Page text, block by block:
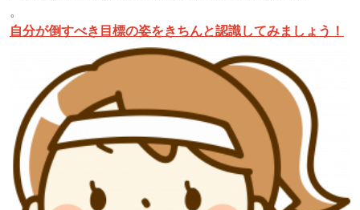
。
自分が倒すべき目標の姿をきちんと認識してみましょう！